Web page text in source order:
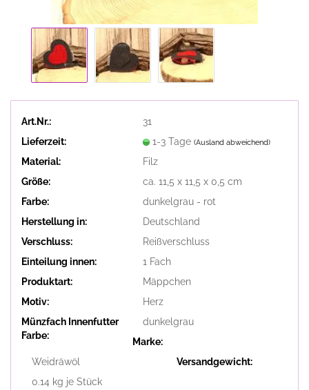
Art.Nr.:
31
Lieferzeit:
1-3 Tage (Ausland abweichend)
Material:
Filz
Größe:
ca. 11,5 x 11,5 x 0,5 cm
Farbe:
dunkelgrau - rot
Herstellung in:
Deutschland
Verschluss:
Reißverschluss
Einteilung innen:
1 Fach
Produktart:
Mäppchen
Motiv:
Herz
Münzfach Innenfutter
Farbe:
dunkelgrau
Marke:
Weidräwöl
Versandgewicht:
0.14 kg je Stück